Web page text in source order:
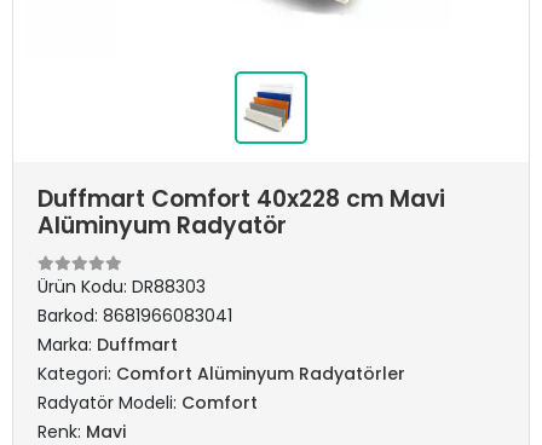
Duffmart Comfort 40x228 cm Mavi
Alüminyum Radyatör
Ürün Kodu: DR88303
Barkod: 8681966083041
Marka: Duffmart
Kategori: Comfort Alüminyum Radyatörler
Radyatör Modeli: Comfort
Renk: Mavi